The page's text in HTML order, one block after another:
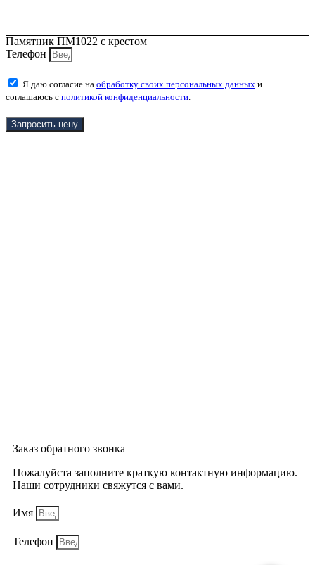
Памятник ПМ1022 с крестом
Телефон
Я даю согласие на обработку своих персональных данных и
соглашаюсь с политикой конфиденциальности.
Запросить цену
Заказ обратного звонка
Пожалуйста заполните краткую контактную информацию.
Наши сотрудники свяжутся с вами.
Имя
Телефон